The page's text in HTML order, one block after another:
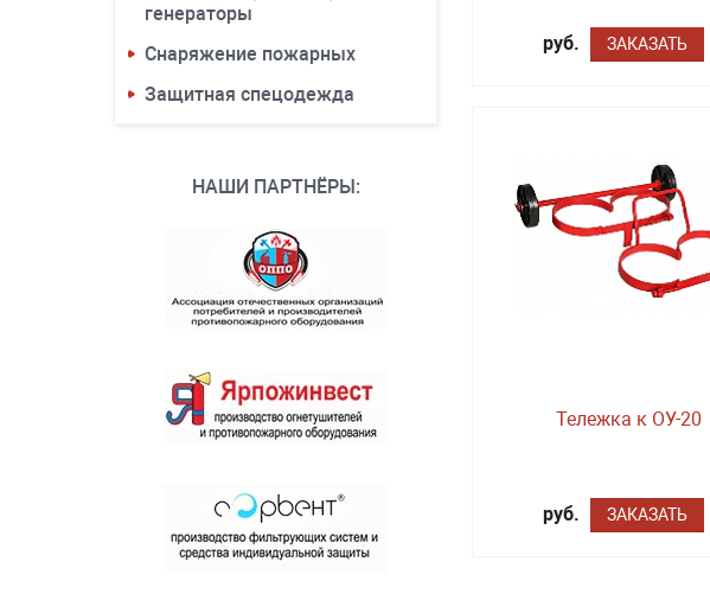
генераторы
Снаряжение пожарных
Защитная спецодежда
НАШИ ПАРТНЁРЫ:
руб. ЗАКАЗАТЬ
Тележка к ОУ-20
руб. ЗАКАЗАТЬ